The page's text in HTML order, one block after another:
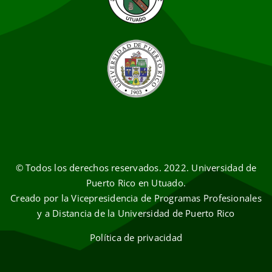
© Todos los derechos reservados. 2022. Universidad de
Puerto Rico en Utuado.
Creado por la Vicepresidencia de Programas Profesionales
y a Distancia de la Universidad de Puerto Rico
Política de privacidad